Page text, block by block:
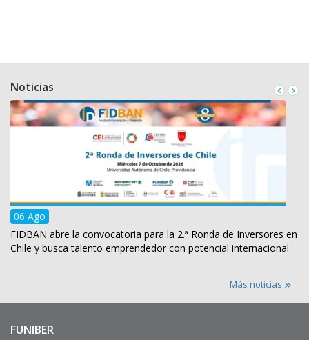
Noticias
06 Ago
FIDBAN abre la convocatoria para la 2.ª Ronda de Inversores en
Chile y busca talento emprendedor con potencial internacional
Más noticias
Enlaces
FUNIBER